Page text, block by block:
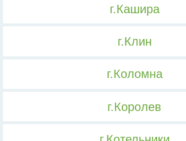
г.Кашира
г.Клин
г.Коломна
г.Королев